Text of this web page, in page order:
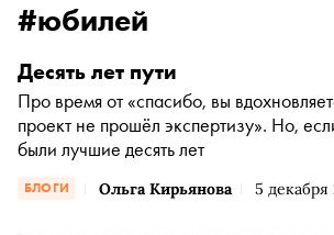
#юбилей
БЛОГИ Ольга Кирьянова 5 декабря
Десять лет пути
Про время от «спасибо, вы
проект не прошёл экспертизу». Но,
были лучшие десять лет